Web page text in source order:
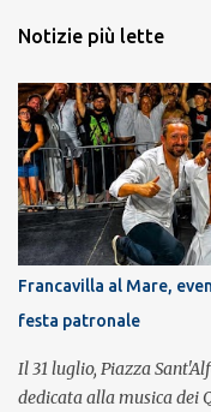
Notizie più lette
Francavilla al Mare,
festa patronale
Il 31 luglio, Piazza
dedicata alla musica dei